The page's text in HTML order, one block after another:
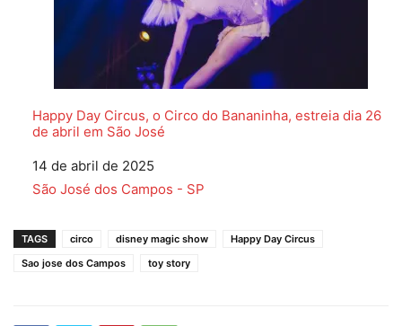
Happy Day Circus, o Circo do Bananinha, estreia dia 26
de abril em São José
Data
14 de abril de 2025
Em relação a
São José dos Campos - SP
TAGS circo disney magic show
Happy Day Circus
Sao jose dos Campos
toy story